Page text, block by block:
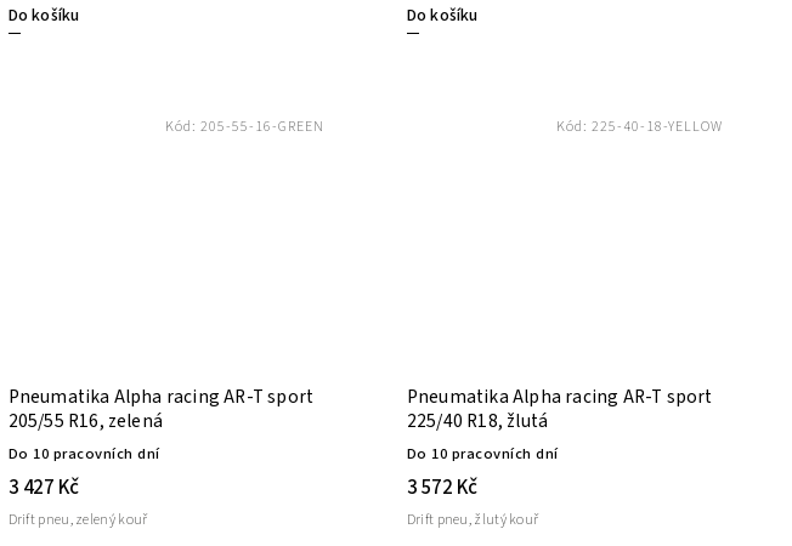
Do košíku Do košíku
Pneumatika Alpha racing AR-T sport
205/55 R16, zelená
Do 10 pracovních dní
3 427 Kč
Drift pneu, zelený kouř
Kód: 205-55-16-GREEN
Pneumatika Alpha racing AR-T sport
225/40 R18, žlutá
Do 10 pracovních dní
3 572 Kč
Drift pneu, žlutý kouř
Kód: 225-40-18-YELLOW